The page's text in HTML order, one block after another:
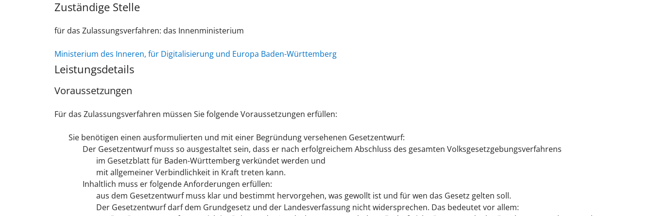
Zuständige Stelle
für das Zulassungsverfahren: das Innenministerium
Ministerium des Inneren, für Digitalisierung und Europa Baden-Württemberg
Leistungsdetails
Voraussetzungen
Für das Zulassungsverfahren müssen Sie folgende Voraussetzungen erfüllen:
Sie benötigen einen ausformulierten und mit einer Begründung versehenen Gesetzentwurf:
Der Gesetzentwurf muss so ausgestaltet sein, dass er nach erfolgreichem Abschluss des gesamten Volksgesetzgebungsverfahrens
im Gesetzblatt für Baden-Württemberg verkündet werden und
mit allgemeiner Verbindlichkeit in Kraft treten kann.
Inhaltlich muss er folgende Anforderungen erfüllen:
aus dem Gesetzentwurf muss klar und bestimmt hervorgehen, was gewollt ist und für wen das Gesetz gelten soll.
Der Gesetzentwurf darf dem Grundgesetz und der Landesverfassung nicht widersprechen. Das bedeutet vor allem: